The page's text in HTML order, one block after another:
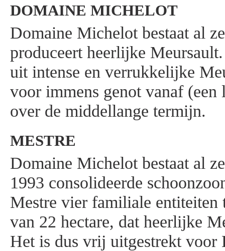
DOMAINE MICHELOT
Domaine Michelot bestaat al
produceert heerlijke
uit intense en verrukkelijke
voor immens genot vanaf (een
over de middellange termijn.
MESTRE
Domaine Michelot bestaat al
1993 consolideerde
Mestre vier familiale entiteiten
van 22 hectare, dat heerlijke
Het is dus vrij uitgestrekt voor